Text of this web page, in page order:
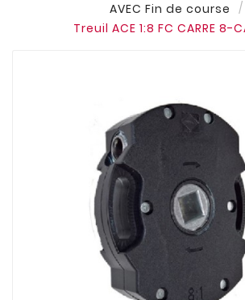
AVEC Fin de course
Treuil ACE 1:8 FC CARRE 8-